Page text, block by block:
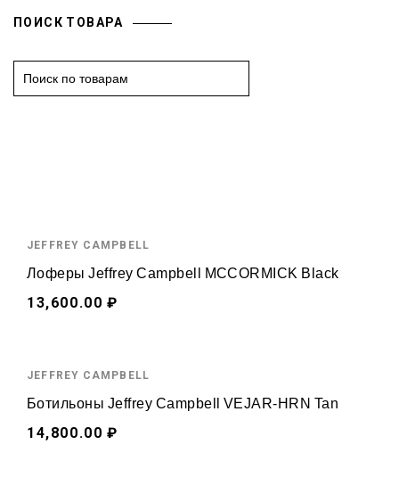
JEFFREY CAMPBELL
Лоферы Jeffrey Campbell MCCORMICK Black
13,600.00 ₽
JEFFREY CAMPBELL
Ботильоны Jeffrey Campbell VEJAR-HRN Tan
14,800.00 ₽
ПОИСК ТОВАРА
e